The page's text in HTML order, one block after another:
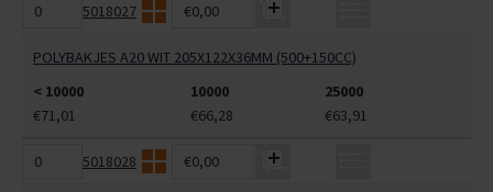
5018027 €0,00
POLYBAKJES A20 WIT 205X122X36MM (500+150CC)
< 10000
10000
25000
€71,01
€66,28 €63,91
5018028 €0,00